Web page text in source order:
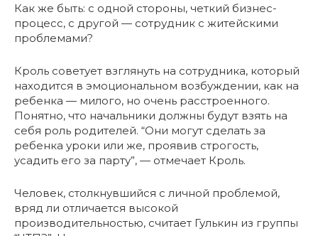
Как же быть: с одной стороны, четкий бизнес-
процесс, с другой — сотрудник с житейскими
проблемами?
Кроль советует взглянуть на сотрудника, который
находится в эмоциональном возбуждении, как на
ребенка — милого, но очень расстроенного.
Понятно, что начальники должны будут взять на
себя роль родителей. “Они могут сделать за
ребенка уроки или же, проявив строгость,
усадить его за парту”, — отмечает Кроль.
Человек, столкнувшийся с личной проблемой,
вряд ли отличается высокой
производительностью, считает Гулькин из группы